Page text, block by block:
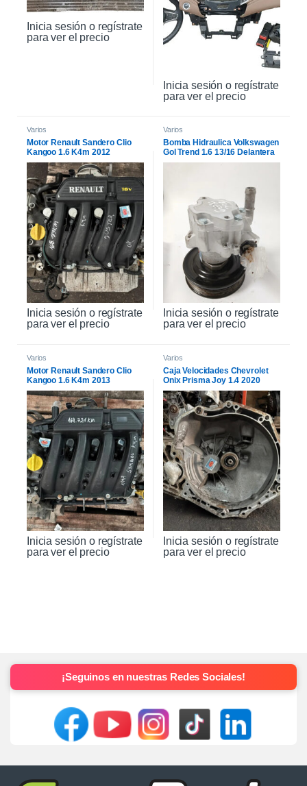
Inicia sesión o regístrate
para ver el precio
Inicia sesión o regístrate
para ver el precio
Varios
Motor Renault Sandero Clio
Kangoo 1.6 K4m 2012
168.183km
Inicia sesión o regístrate
para ver el precio
Varios
Bomba Hidraulica Volkswagen
Gol Trend 1.6 13/16 Delantera
Interno
Inicia sesión o regístrate
para ver el precio
Varios
Motor Renault Sandero Clio
Kangoo 1.6 K4m 2013
164.721km
Inicia sesión o regístrate
para ver el precio
Varios
Caja Velocidades Chevrolet
Onix Prisma Joy 1.4 2020
Inicia sesión o regístrate
para ver el precio
¡Seguinos en nuestras Redes Sociales!